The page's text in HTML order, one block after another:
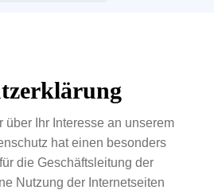
über Ihr Interesse an unserem
hat einen besonders
die Geschäftsleitung der
Nutzung der Internetseiten